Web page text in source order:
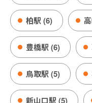
柏駅 (6)
豊橋駅 (6)
鳥取駅 (5)
新山口駅 (5)